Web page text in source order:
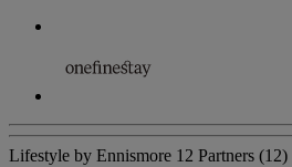
Lifestyle by Ennismore 12 Partners (12)